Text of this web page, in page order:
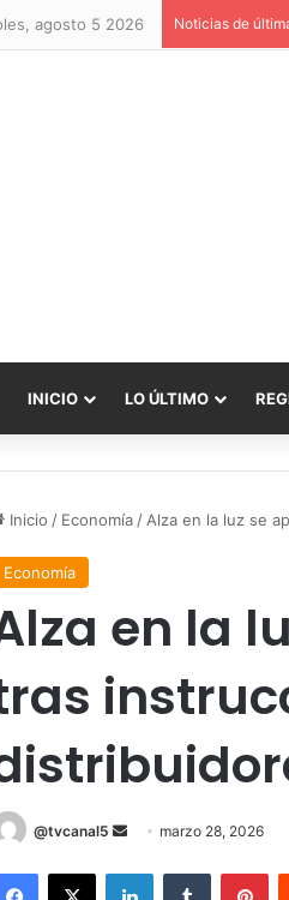
agosto 5 2026 Noticias de
INICIO LO ÚLTIMO
Inicio / Economía / Alza en la luz se
Economía
en la
@tvcanal5
Send
email
marzo 28, 2026
Facebook
X LinkedInTumblr